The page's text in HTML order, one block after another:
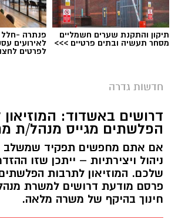
תיקון והתקנת שערים חשמליים
מסחר תעשיה ובתים פרטיים >>>
פנתרה -חלל
לאירועים
לפרטים
חדשות גדרה
דרושים באשדוד:
הפלשתים מגייס מנהל/ת
אם אתם מחפשים תפקיד שמשלב
ניהול ויצירתיות – ייתכן שזו
שלכם. המוזיאון לתרבות
פרסם מודעת דרושים למשרת
חינוך בהיקף של משרה מלאה.